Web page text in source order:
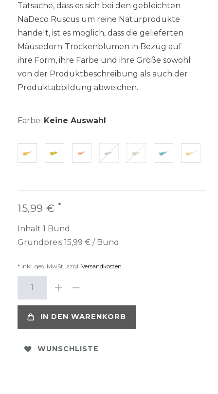
Tatsache, dass es sich bei den gebleichten
NaDeco Ruscus um reine Naturprodukte
handelt, ist es möglich, dass die gelieferten
Mäusedorn-Trockenblumen in Bezug auf
ihre Form, ihre Farbe und ihre Größe sowohl
von der Produktbeschreibung als auch der
Produktabbildung abweichen.
Farbe: Keine Auswahl
15,99 € *
Inhalt 1 Bund
Grundpreis 15,99 € / Bund
* inkl. ges. MwSt. zzgl. Versandkosten
IN DEN WARENKORB
WUNSCHLISTE